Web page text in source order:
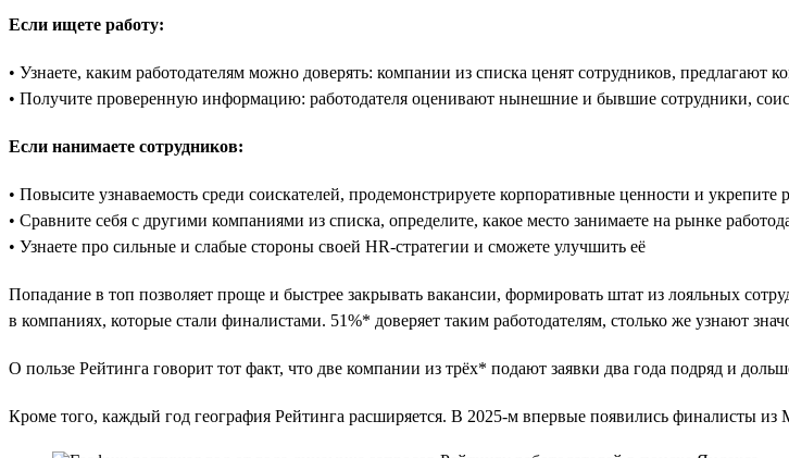
Если ищете работу:
• Узнаете, каким работодателям можно доверять: компании из списка ценят сотрудников, предлагают
• Получите проверенную информацию: работодателя оценивают нынешние и бывшие сотрудники,
Если нанимаете сотрудников:
• Повысите узнаваемость среди соискателей, продемонстрируете корпоративные ценности и укрепите
• Сравните себя с другими компаниями из списка, определите, какое место занимаете на рынке
• Узнаете про сильные и слабые стороны своей HR-стратегии и сможете улучшить её
Попадание в топ позволяет проще и быстрее закрывать вакансии, формировать штат из лояльных
в компаниях, которые стали финалистами. 51%* доверяет таким работодателям, столько же узнают
О пользе Рейтинга говорит тот факт, что две компании из трёх* подают заявки два года подряд и
Кроме того, каждый год география Рейтинга расширяется. В 2025-м впервые появились финалисты